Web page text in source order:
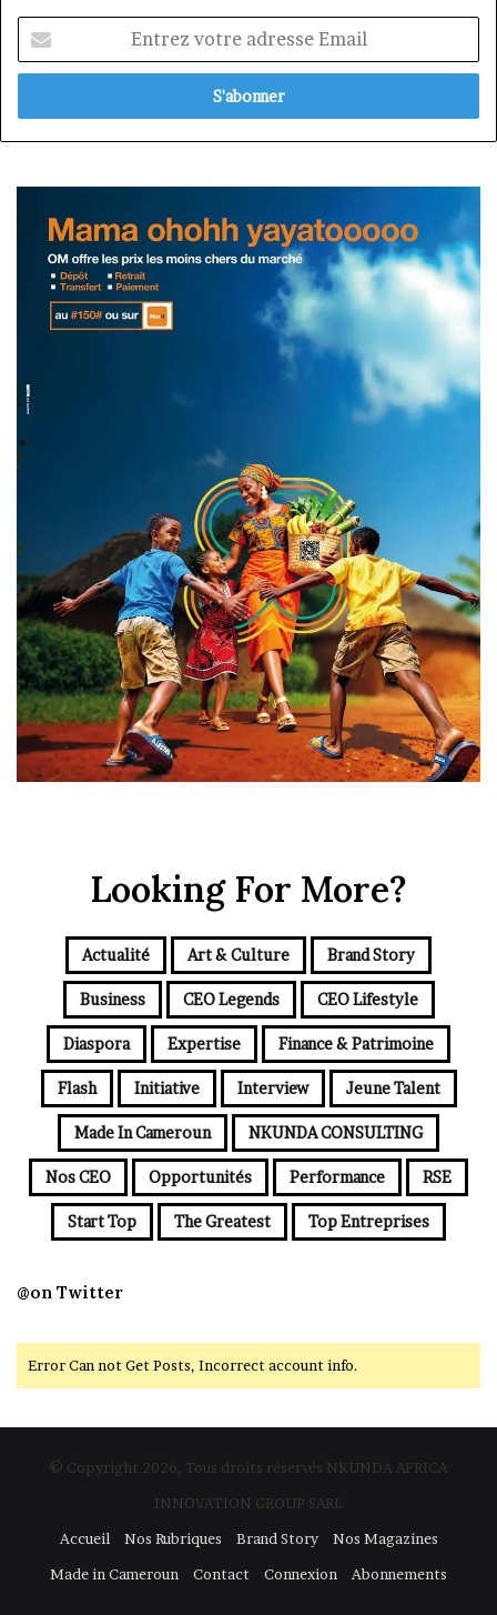
votre
adresse
Looking For More?
Actualité Art & Culture Brand Story
Business CEO Legends CEO Lifestyle
Diaspora Expertise Finance & Patrimoine
Flash Initiative Interview Jeune Talent
Made In Cameroun NKUNDA CONSULTING
Nos CEO Opportunités Performance RSE
Start Top The Greatest Top Entreprises
@on Twitter
Error Can not Get Posts, Incorrect account info.
© Copyright 2026, Tous droits réservés NKUNDA AFRICA
INNOVATION GROUP SARL
Accueil
Nos Rubriques Brand Story
Nos Magazines
Made in Cameroun
Contact Connexion Abonnements